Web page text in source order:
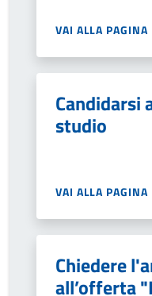
VAI ALLA PAGINA
Candidarsi
studio
VAI ALLA PAGINA
Chiedere
all’offerta